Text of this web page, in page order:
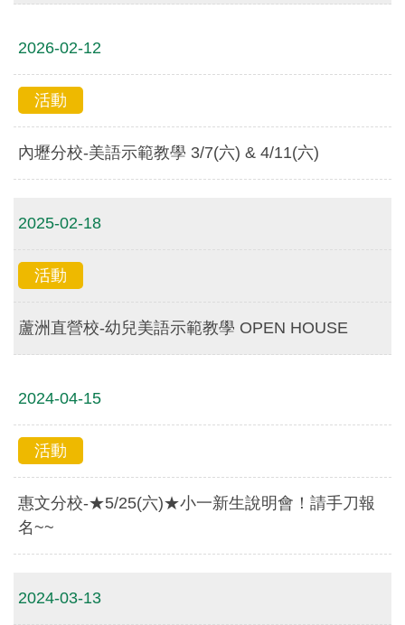
2026-02-12
活動
內壢分校-美語示範教學 3/7(六) & 4/11(六)
2025-02-18
活動
蘆洲直營校-幼兒美語示範教學 OPEN HOUSE
2024-04-15
活動
惠文分校-★5/25(六)★小一新生說明會！請手刀報
名~~
2024-03-13